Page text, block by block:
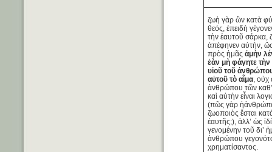
ζωὴ γὰρ ὢν κατὰ
θεός, ἐπειδὴ
τὴν ἑαυτοῦ σάρκα,
ἀπέφηνεν αὐτήν,
πρὸς ἡμᾶςἀμὴν
ἐὰν μὴ φάγητε
υἱοῦ τοῦ
αὐτοῦ τὸ αἷμα ,
ἀνθρώπου τῶν
καὶ αὐτὴν εἶναι
(πῶς γὰρ
ζωοποιὸς ἔσται
ἑαυτῆς;), ἀλλ’ ὡς
γενομένην τοῦ δι’
ἀνθρώπου
χρηματίσαντος.